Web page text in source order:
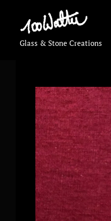
Glass & Stone Creations